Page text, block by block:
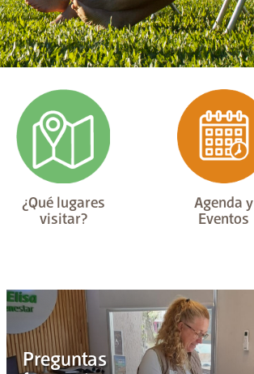
¿Qué lugares
visitar?
Agenda y
Eventos
Preguntas